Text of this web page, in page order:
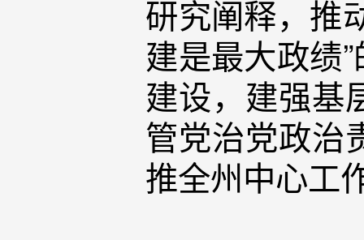
研究阐释，推
建是最大政绩
建设，建强基
管党治党政治
推全州中心工